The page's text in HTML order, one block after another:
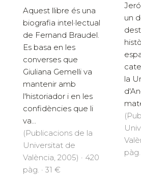
Aquest llibre és una
biografia intel·lectual
de Fernand Braudel.
Es basa en les
converses que
Giuliana Gemelli va
mantenir amb
l'historiador i en les
confidències que li
va...
(Publicacions de la
Universitat de
València, 2005) · 420
pàg. · 31 €
un
la
pàg.